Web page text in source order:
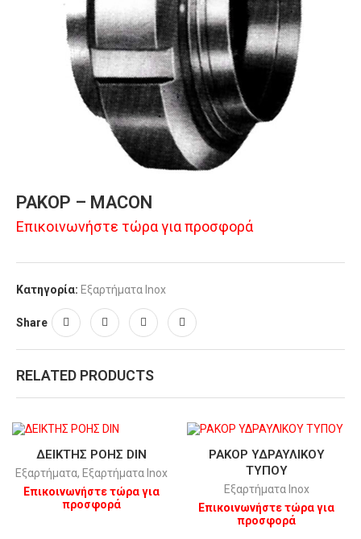
ΡΑΚΟΡ – ΜΑCON
Επικοινωνήστε τώρα για προσφορά
Κατηγορία: Εξαρτήματα Inox
Share
RELATED PRODUCTS
ΔΕΙΚΤΗΣ ΡΟΗΣ DIN
Εξαρτήματα, Εξαρτήματα Inox
Επικοινωνήστε τώρα για
προσφορά
ΡΑΚΟΡ ΥΔΡΑΥΛΙΚΟΥ
ΤΥΠΟΥ
Εξαρτήματα Inox
Επικοινωνήστε τώρα για
προσφορά